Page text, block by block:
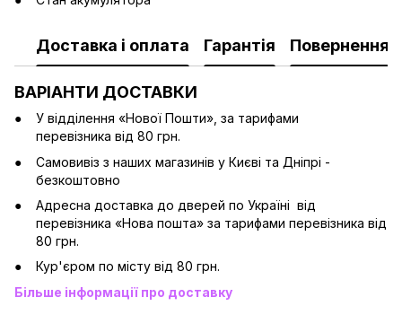
Доставка і оплата Гарантія Повернення
ВАРІАНТИ ДОСТАВКИ
У відділення «Нової Пошти», за тарифами
перевізника від 80 грн.
Cамовивіз з наших магазинів у Києві та Дніпрі -
безкоштовно
Адресна доставка до дверей по Україні від
перевізника «Нова пошта» за тарифами перевізника від
80 грн.
Кур'єром по місту від 80 грн.
Більше інформації про доставку